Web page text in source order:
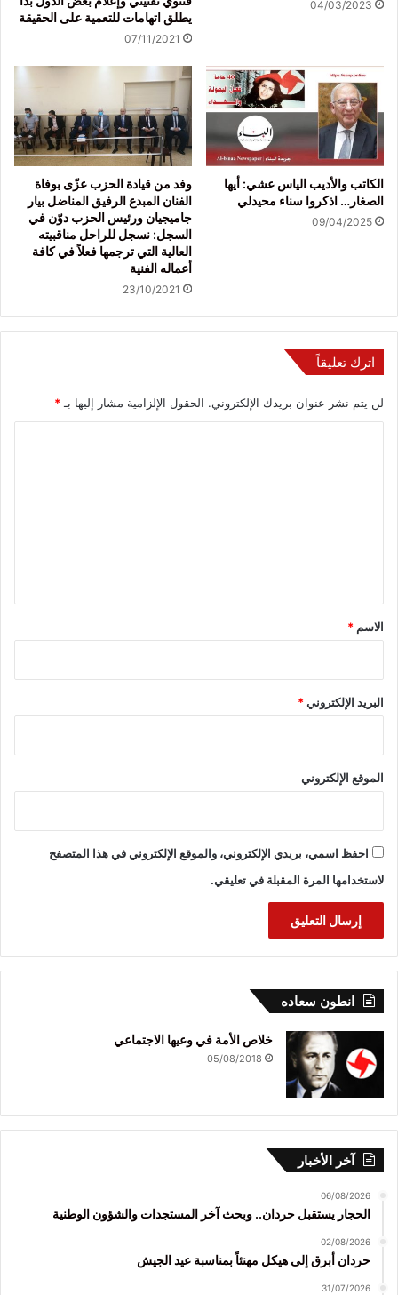
04/03/2023
يطلق اتهامات للتعمية على الحقيقة
07/11/2021
الكاتب والأديب الياس عشي: أيها
الصغار… اذكروا سناء محيدلي
09/04/2025
وفد من قيادة الحزب عزّى بوفاة
الفنان المبدع الرفيق المناضل بيار
جاميجيان ورئيس الحزب دوّن في
السجل: نسجل للراحل مناقبيته
العالية التي ترجمها فعلاً في كافة
أعماله الفنية
23/10/2021
اترك تعليقاً
لن يتم نشر عنوان بريدك الإلكتروني. الحقول الإلزامية مشار إليها بـ*
*
الاسم *
البريد الإلكتروني*
الموقع الإلكتروني
احفظ اسمي، بريدي الإلكتروني، والموقع الإلكتروني في هذا المتصفح
لاستخدامها المرة المقبلة في تعليقي.
انطون سعاده
خلاص الأمة في وعيها الاجتماعي
05/08/2018
آخر الأخبار
06/08/2026
الحجار يستقبل حردان.. وبحث آخر المستجدات والشؤون الوطنية
02/08/2026
حردان أبرق إلى هيكل مهنئاً بمناسبة عيد الجيش
31/07/2026